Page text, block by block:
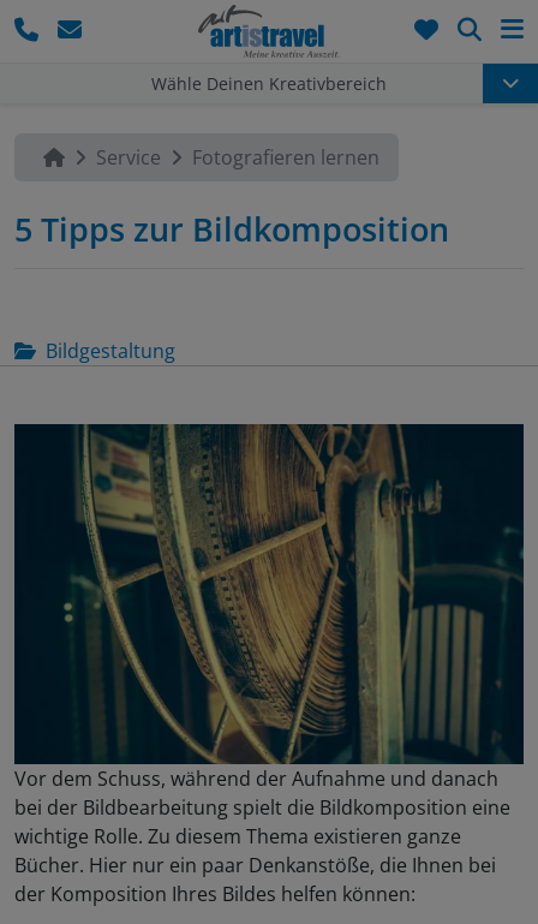
Wähle Deinen Kreativbereich
Service Fotografieren lernen
5 Tipps zur Bildkomposition
Bildgestaltung
Vor dem Schuss, während der Aufnahme und danach
bei der Bildbearbeitung spielt die Bildkomposition eine
wichtige Rolle. Zu diesem Thema existieren ganze
Bücher. Hier nur ein paar Denkanstöße, die Ihnen bei
der Komposition Ihres Bildes helfen können: